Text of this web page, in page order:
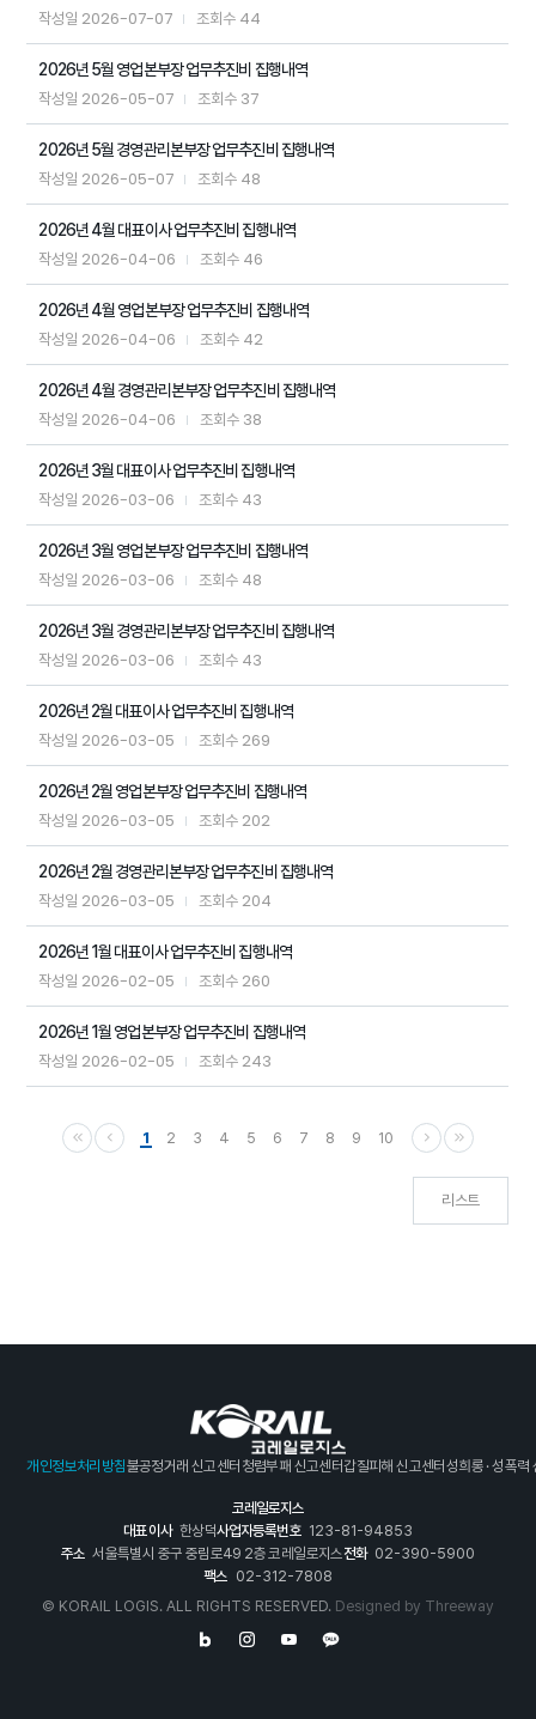
작성일 2026-07-07 조회수 44
2026년 5월 영업본부장 업무추진비 집행내역
작성일 2026-05-07 조회수 37
2026년 5월 경영관리본부장 업무추진비 집행내역
작성일 2026-05-07 조회수 48
2026년 4월 대표이사 업무추진비 집행내역
작성일 2026-04-06 조회수 46
2026년 4월 영업본부장 업무추진비 집행내역
작성일 2026-04-06 조회수 42
2026년 4월 경영관리본부장 업무추진비 집행내역
작성일 2026-04-06 조회수 38
2026년 3월 대표이사 업무추진비 집행내역
작성일 2026-03-06 조회수 43
2026년 3월 영업본부장 업무추진비 집행내역
작성일 2026-03-06 조회수 48
2026년 3월 경영관리본부장 업무추진비 집행내역
작성일 2026-03-06 조회수 43
2026년 2월 대표이사 업무추진비 집행내역
작성일 2026-03-05 조회수 269
2026년 2월 영업본부장 업무추진비 집행내역
작성일 2026-03-05 조회수 202
2026년 2월 경영관리본부장 업무추진비 집행내역
작성일 2026-03-05 조회수 204
2026년 1월 대표이사 업무추진비 집행내역
작성일 2026-02-05 조회수 260
2026년 1월 영업본부장 업무추진비 집행내역
작성일 2026-02-05 조회수 243
1 2 3 4 5 6 7 8 9 10
리스트
개인정보처리방침불공정거래 신고센터 청렴부패 신고센터갑질피해 신고센터성희롱 · 성폭력
코레일로지스
대표이사 한상덕사업자등록번호 123-81-94853
주소 서울특별시 중구 중림로49 2층 코레일로지스전화 02-390-5900
팩스 02-312-7808
© KORAIL LOGIS. ALL RIGHTS RESERVED. Designed by Threeway